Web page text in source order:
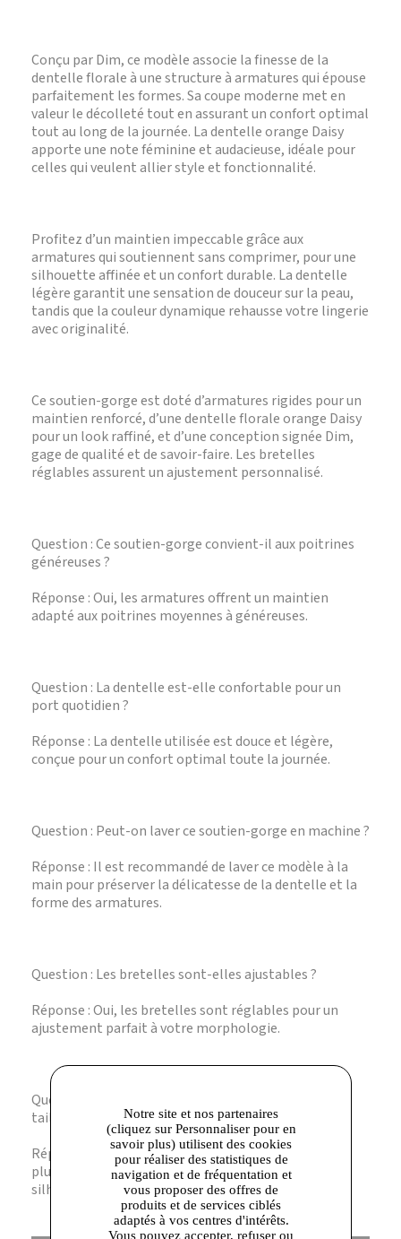
Conçu par Dim, ce modèle associe la finesse de la
dentelle florale à une structure à armatures qui épouse
parfaitement les formes. Sa coupe moderne met en
valeur le décolleté tout en assurant un confort optimal
tout au long de la journée. La dentelle orange Daisy
apporte une note féminine et audacieuse, idéale pour
celles qui veulent allier style et fonctionnalité.
Profitez d’un maintien impeccable grâce aux
armatures qui soutiennent sans comprimer, pour une
silhouette affinée et un confort durable. La dentelle
légère garantit une sensation de douceur sur la peau,
tandis que la couleur dynamique rehausse votre lingerie
avec originalité.
Ce soutien-gorge est doté d’armatures rigides pour un
maintien renforcé, d’une dentelle florale orange Daisy
pour un look raffiné, et d’une conception signée Dim,
gage de qualité et de savoir-faire. Les bretelles
réglables assurent un ajustement personnalisé.
Question : Ce soutien-gorge convient-il aux poitrines
généreuses ?
Réponse : Oui, les armatures offrent un maintien
adapté aux poitrines moyennes à généreuses.
Question : La dentelle est-elle confortable pour un
port quotidien ?
Réponse : La dentelle utilisée est douce et légère,
conçue pour un confort optimal toute la journée.
Question : Peut-on laver ce soutien-gorge en machine ?
Réponse : Il est recommandé de laver ce modèle à la
main pour préserver la délicatesse de la dentelle et la
forme des armatures.
Question : Les bretelles sont-elles ajustables ?
Réponse : Oui, les bretelles sont réglables pour un
ajustement parfait à votre morphologie.
Question : Ce modèle est-il disponible en plusieurs
tailles ?
Réponse : Oui, Dim propose ce soutien-gorge en
plusieurs tailles pour s’adapter à toutes les
silhouettes.
Notre site et nos partenaires
(cliquez sur Personnaliser pour en
savoir plus) utilisent des cookies
pour réaliser des statistiques de
navigation et de fréquentation et
vous proposer des offres de
produits et de services ciblés
adaptés à vos centres d'intérêts.
Vous pouvez accepter, refuser ou